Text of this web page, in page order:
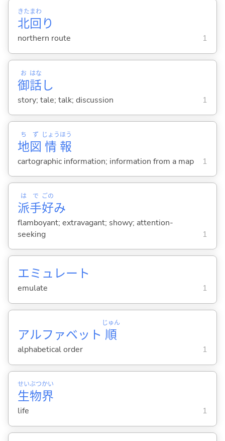
北
きた
回
まわ
り
northern route 1
御
お
話
はな
し
story; tale; talk; discussion 1
地
ち
図
ず
情
じょう
報
ほう
cartographic information; information from a map 1
派
は
手
で
好
ごの
み
flamboyant; extravagant; showy; attention-
seeking
1
エミュレート
emulate 1
アルファベット 順
じゅん
alphabetical order 1
生
せい
物
ぶつ
界
かい
life 1